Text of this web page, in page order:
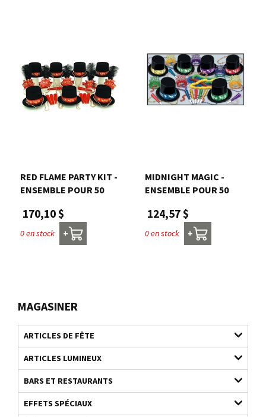
MAGASINER
ARTICLES DE FÊTE
ARTICLES LUMINEUX
BARS ET RESTAURANTS
EFFETS SPÉCIAUX
RED FLAME PARTY KIT -
ENSEMBLE POUR 50
170,10 $
0 en stock +
MIDNIGHT MAGIC -
ENSEMBLE POUR 50
124,57 $
0 en stock +